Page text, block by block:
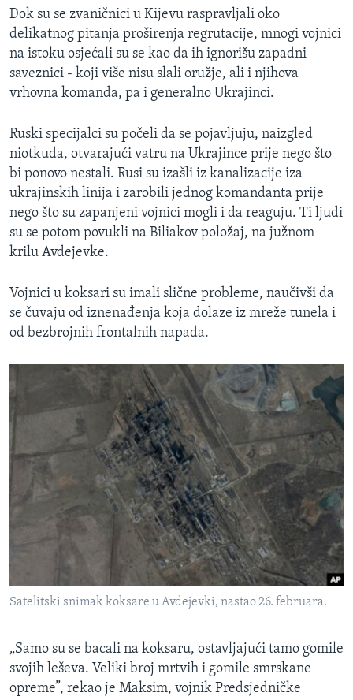
Dok su se zvaničnici u Kijevu raspravljali oko
delikatnog pitanja proširenja regrutacije, mnogi vojnici
na istoku osjećali su se kao da ih ignorišu zapadni
saveznici - koji više nisu slali oružje, ali i njihova
vrhovna komanda, pa i generalno Ukrajinci.
Ruski specijalci su počeli da se pojavljuju, naizgled
niotkuda, otvarajući vatru na Ukrajince prije nego što
bi ponovo nestali. Rusi su izašli iz kanalizacije iza
ukrajinskih linija i zarobili jednog komandanta prije
nego što su zapanjeni vojnici mogli i da reaguju. Ti ljudi
su se potom povukli na Biliakov položaj, na južnom
krilu Avdejevke.
Vojnici u koksari su imali slične probleme, naučivši da
se čuvaju od iznenađenja koja dolaze iz mreže tunela i
od bezbrojnih frontalnih napada.
Satelitski snimak koksare u Avdejevki, nastao 26. februara.
„Samo su se bacali na koksaru, ostavljajući tamo gomile
svojih leševa. Veliki broj mrtvih i gomile smrskane
opreme”, rekao je Maksim, vojnik Predsjedničke